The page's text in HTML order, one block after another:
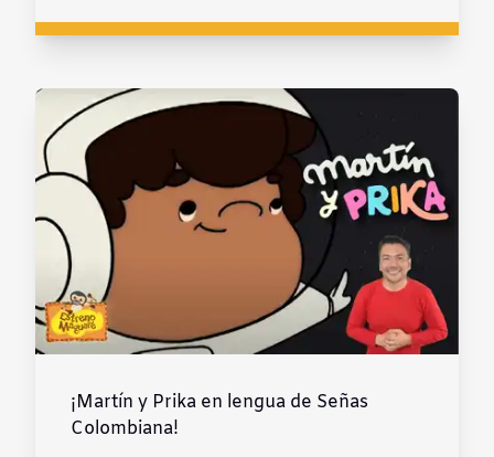
¡Martín y Prika en lengua de Señas
Colombiana!